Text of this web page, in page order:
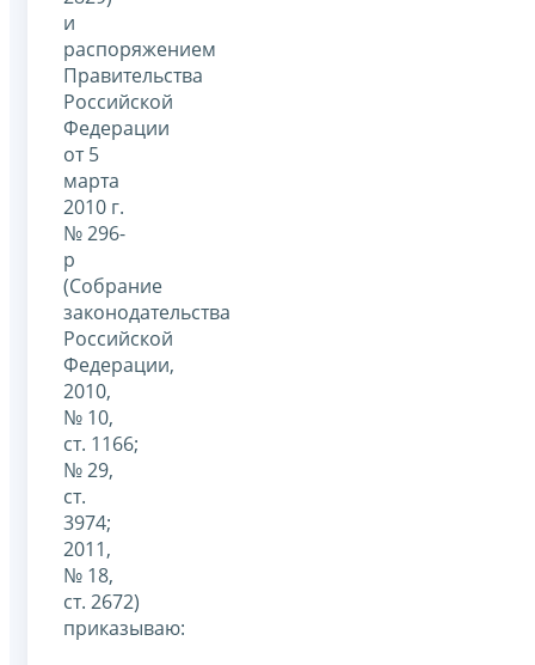
и
распоряжением
Правительства
Российской
Федерации
от 5
марта
2010 г.
№ 296-
р
(Собрание
законодательства
Российской
Федерации,
2010,
№ 10,
ст. 1166;
№ 29,
ст.
3974;
2011,
№ 18,
ст. 2672)
приказываю: